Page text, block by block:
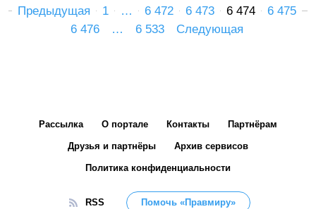
Предыдущая 1 … 6 472 6 473 6 474
6 475
6 476
… 6 533 Следующая
Рассылка О портале Контакты Партнёрам
Друзья и партнёры Архив сервисов
Политика конфиденциальности
RSS Помочь «Правмиру»